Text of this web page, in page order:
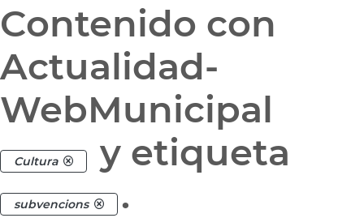
Contenido con
Actualidad-
WebMunicipal
Cultura y etiqueta
subvencions .